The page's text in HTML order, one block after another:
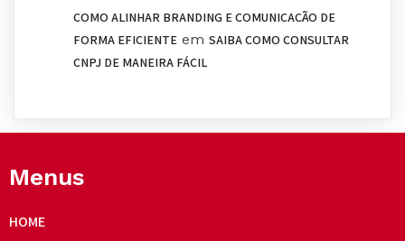
COMO ALINHAR BRANDING E COMUNICAÇÃO DE
FORMA EFICIENTE em SAIBA COMO CONSULTAR
CNPJ DE MANEIRA FÁCIL
Menus
HOME